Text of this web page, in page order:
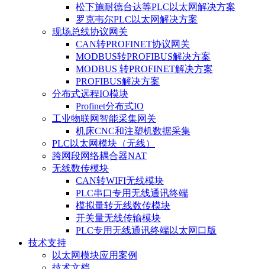
松下施耐德台达等PLC以太网解决方案
罗克韦尔PLC以太网解决方案
现场总线协议网关
CAN转PROFINET协议网关
MODBUS转PROFIBUS解决方案
MODBUS 转PROFINET解决方案
PROFIBUS解决方案
分布式远程IO模块
Profinet分布式IO
工业物联网智能采集网关
机床CNC和注塑机数据采集
PLC以太网模块（无线）
跨网段网络耦合器NAT
无线数传模块
CAN转WIFI无线模块
PLC串口专用无线通讯终端
模拟量转无线数传模块
开关量无线传输模块
PLC专用无线通讯终端以太网口版
技术支持
以太网模块应用案例